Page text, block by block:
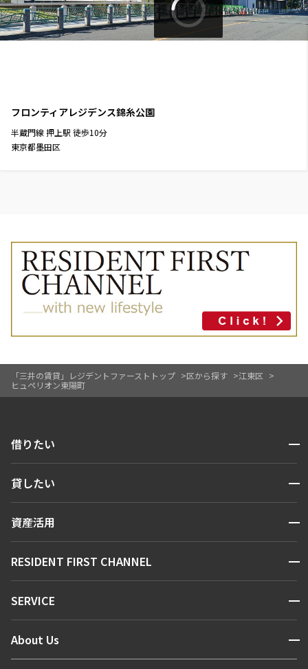
「三井の賃貸」レジデントファーストトップ 区から探す
江東区
ヒュペリオン東陽町
フロンティアレジデンス錦糸公園
半蔵門線 押上駅 徒歩10分
東京都墨田区
借りたい 開閉
人気エリアから探す
新着情報から探す
新着募集情報
貸したい 開閉
お問い合わせ
資産活用 開閉
お問い合わせ
RESIDENT FIRST CHANNEL 開閉
マンションレポート
住まいのコラム
SERVICE 開閉
会員ページ
About Us 開閉